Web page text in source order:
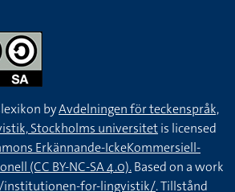
byAvdelningen för teckenspråk,
Stockholms universitetis licensed
Erkännande-IckeKommersiell-
(CC BY-NC-SA 4.0).Based on a work
for-lingvistik/. Tillstånd